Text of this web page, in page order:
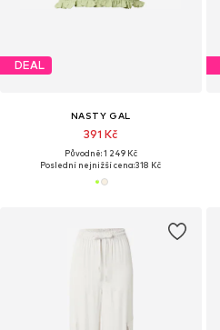
DEAL
NASTY GAL
391 Kč
Původně: 1 249 Kč
Poslední nejnižší cena:318 Kč